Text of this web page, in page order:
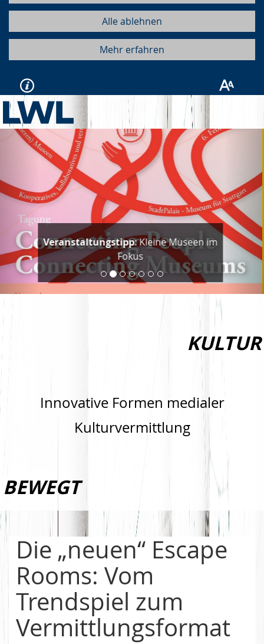
Alle ablehnen
Mehr erfahren
Nachgehört:"People. Change.
Museums."
Vorherige
KULTUR
Innovative Formen medialer
Kulturvermittlung
BEWEGT
Die „neuen“ Escape
Rooms: Vom
Trendspiel zum
Vermittlungsformat